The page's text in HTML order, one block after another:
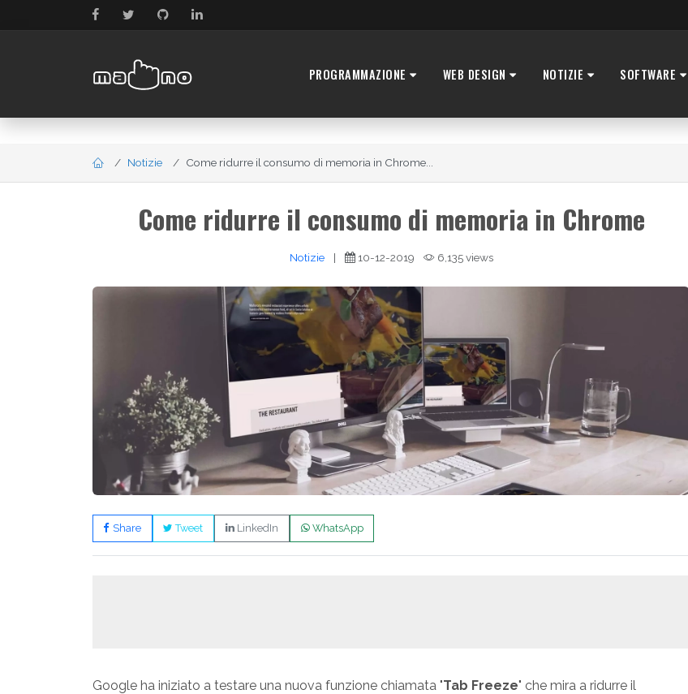
PROGRAMMAZIONE WEB DESIGN NOTIZIE SOFTWARE
Notizie Come ridurre il consumo di memoria in Chrome...
Come ridurre il consumo di memoria in Chrome
Notizie | 10-12-2019 6,135 views
Share Tweet LinkedIn WhatsApp
Google ha iniziato a testare una nuova funzione chiamata "Tab Freeze" che mira a ridurre il